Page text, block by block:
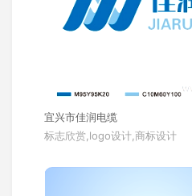
宜兴市佳润电缆
标志欣赏,logo设计,商标设计